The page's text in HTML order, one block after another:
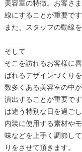
美容室の特徴。お客さ
線にすることが重要です
また、スタッフの動線
そして
そこを訪れるお客様に
ばれるデザインづくり
数多くある美容室の中
演出することが重要で
は違う特別な日を過ご
内装に使用する素材や
味などを上手く調節し
りをさせて頂きます。